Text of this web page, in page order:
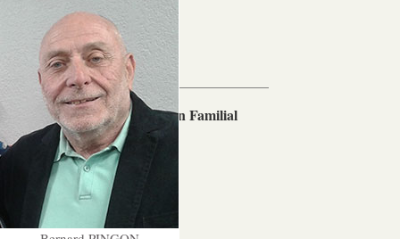
AEMO
AEMO H
Pôle Protection et Soutien Familial
Médiation familiale
VPT
AGBF
MJPM